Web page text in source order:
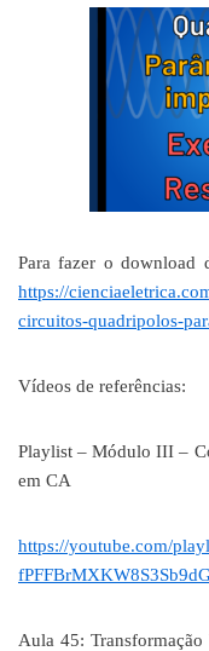
Para fazer o download
https://
circuitos-quadripolos-
Vídeos de referências:
Playlist – Módulo III –
em CA
https://youtube.com/
Aula 45: